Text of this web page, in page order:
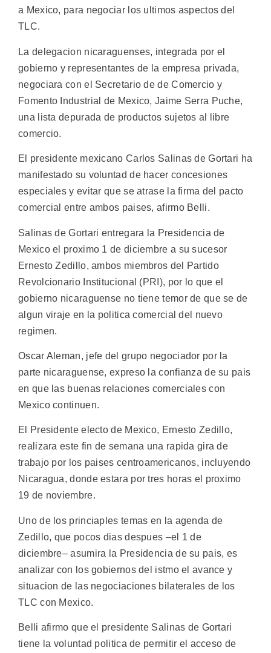
a Mexico, para negociar los ultimos aspectos del
TLC.
La delegacion nicaraguenses, integrada por el
gobierno y representantes de la empresa privada,
negociara con el Secretario de de Comercio y
Fomento Industrial de Mexico, Jaime Serra Puche,
una lista depurada de productos sujetos al libre
comercio.
El presidente mexicano Carlos Salinas de Gortari ha
manifestado su voluntad de hacer concesiones
especiales y evitar que se atrase la firma del pacto
comercial entre ambos paises, afirmo Belli.
Salinas de Gortari entregara la Presidencia de
Mexico el proximo 1 de diciembre a su sucesor
Ernesto Zedillo, ambos miembros del Partido
Revolcionario Institucional (PRI), por lo que el
gobierno nicaraguense no tiene temor de que se de
algun viraje en la politica comercial del nuevo
regimen.
Oscar Aleman, jefe del grupo negociador por la
parte nicaraguense, expreso la confianza de su pais
en que las buenas relaciones comerciales con
Mexico continuen.
El Presidente electo de Mexico, Ernesto Zedillo,
realizara este fin de semana una rapida gira de
trabajo por los paises centroamericanos, incluyendo
Nicaragua, donde estara por tres horas el proximo
19 de noviembre.
Uno de los princiaples temas en la agenda de
Zedillo, que pocos dias despues –el 1 de
diciembre– asumira la Presidencia de su pais, es
analizar con los gobiernos del istmo el avance y
situacion de las negociaciones bilaterales de los
TLC con Mexico.
Belli afirmo que el presidente Salinas de Gortari
tiene la voluntad politica de permitir el acceso de